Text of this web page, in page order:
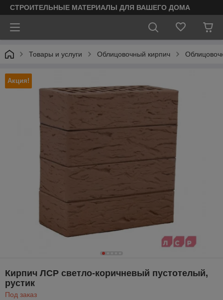
СТРОИТЕЛЬНЫЕ МАТЕРИАЛЫ ДЛЯ ВАШЕГО ДОМА
Товары и услуги Облицовочный кирпич
Акция!
Кирпич ЛСР светло-коричневый пустотелый,
рустик
Под заказ